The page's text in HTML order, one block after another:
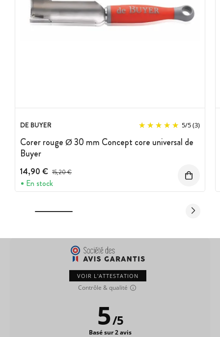
DE BUYER 5/5(3)
Corer rouge Ø 30 mm Concept core universal de
Buyer
14,90 € Prix avant réduction :
15,20 €
En stock
VOIR L'ATTESTATION
Contrôle & qualité
5/5
Basé sur 2 avis